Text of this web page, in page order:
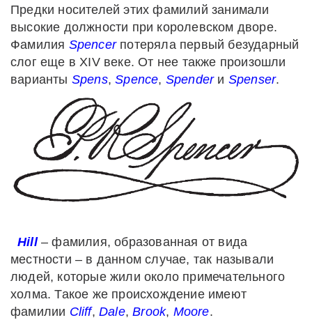
Предки носителей этих фамилий занимали
высокие должности при королевском дворе.
Фамилия Spencer потеряла первый безударный
слог еще в XIV веке. От нее также произошли
варианты Spens,Spence, Spender и Spenser.
Hill – фамилия, образованная от вида
местности – в данном случае, так называли
людей, которые жили около примечательного
холма. Такое же происхождение имеют
фамилии Cliff,Dale,Brook, Moore.